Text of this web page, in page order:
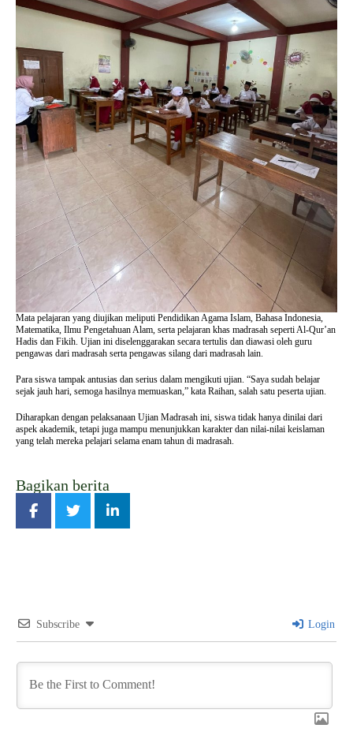
Mata pelajaran yang diujikan meliputi Pendidikan Agama Islam, Bahasa Indonesia,
Matematika, Ilmu Pengetahuan Alam, serta pelajaran khas madrasah seperti Al-Qur’an
Hadis dan Fikih. Ujian ini diselenggarakan secara tertulis dan diawasi oleh guru
pengawas dari madrasah serta pengawas silang dari madrasah lain.
Para siswa tampak antusias dan serius dalam mengikuti ujian. “Saya sudah belajar
sejak jauh hari, semoga hasilnya memuaskan,” kata Raihan, salah satu peserta ujian.
Diharapkan dengan pelaksanaan Ujian Madrasah ini, siswa tidak hanya dinilai dari
aspek akademik, tetapi juga mampu menunjukkan karakter dan nilai-nilai keislaman
yang telah mereka pelajari selama enam tahun di madrasah.
Bagikan berita
Subscribe Login